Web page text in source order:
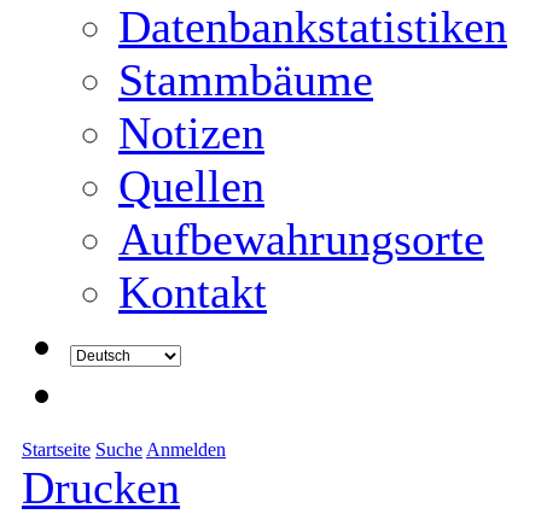
Datenbankstatistiken
Stammbäume
Notizen
Quellen
Aufbewahrungsorte
Kontakt
Startseite Suche Anmelden
Drucken